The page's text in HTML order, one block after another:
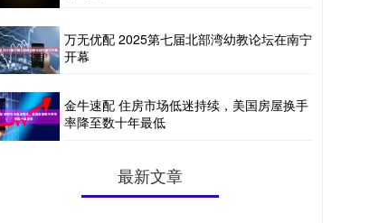
万无优配 2025第七届北部湾幼教论坛在南宁
开幕
金牛速配 住房市场低迷持续，美国房屋换手
率降至数十年最低
最新文章